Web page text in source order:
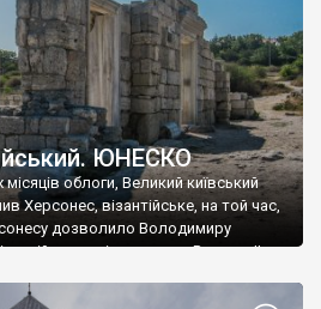
ЮНЕСКО
місяців облоги, Великий київський
Херсонес, візантійське, на той час,
дозволило Володимиру
імператору Василю ІІ, та
став Василем-християнином.